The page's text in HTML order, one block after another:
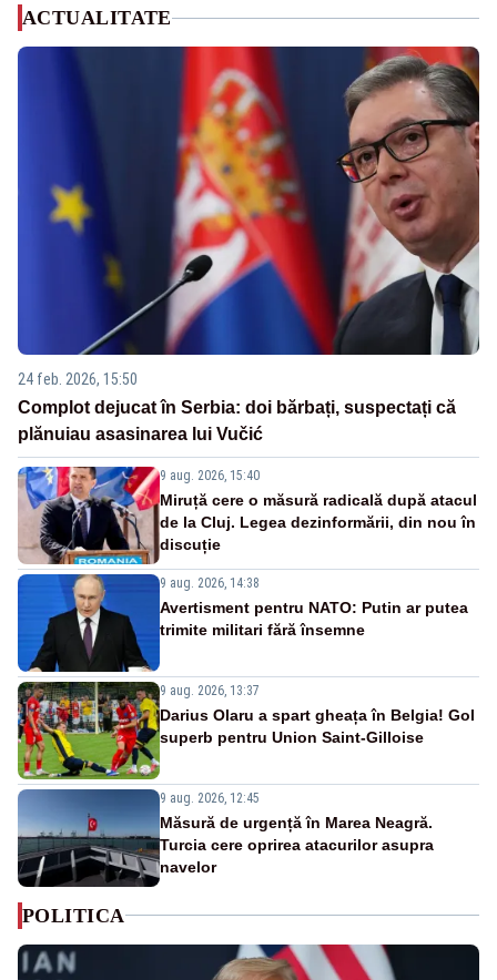
ACTUALITATE
24 feb. 2026, 15:50
Complot dejucat în Serbia: doi bărbați, suspectați că
plănuiau asasinarea lui Vučić
9 aug. 2026, 15:40
Miruță cere o măsură radicală după atacul
de la Cluj. Legea dezinformării, din nou în
discuție
9 aug. 2026, 14:38
Avertisment pentru NATO: Putin ar putea
trimite militari fără însemne
9 aug. 2026, 13:37
Darius Olaru a spart gheața în Belgia! Gol
superb pentru Union Saint-Gilloise
9 aug. 2026, 12:45
Măsură de urgență în Marea Neagră.
Turcia cere oprirea atacurilor asupra
navelor
POLITICA